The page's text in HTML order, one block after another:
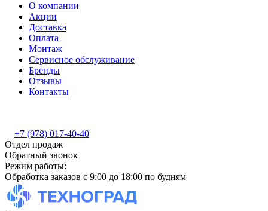
О компании
Акции
Доставка
Оплата
Монтаж
Сервисное обслуживание
Бренды
Отзывы
Контакты
+7 (978) 017-40-40
Отдел продаж
Обратный звонок
Режим работы:
Обработка заказов с 9:00 до 18:00 по будням